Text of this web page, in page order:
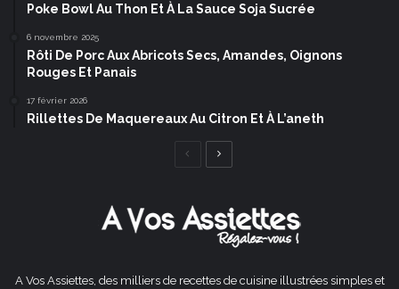
Poke Bowl Au Thon Et À La Sauce Soja Sucrée
6 novembre 2025
Rôti De Porc Aux Abricots Secs, Amandes, Oignons
Rouges Et Panais
17 février 2026
Rillettes De Maquereaux Au Citron Et À L’aneth
Page
A Vos Assiettes, des milliers de recettes de cuisine illustrées simples et